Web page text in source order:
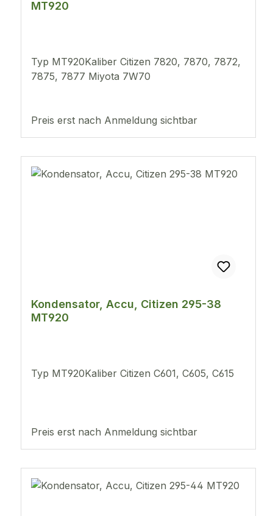
MT920
Typ MT920Kaliber Citizen 7820, 7870, 7872,
7875, 7877 Miyota 7W70
Preis erst nach Anmeldung sichtbar
Kondensator, Accu, Citizen 295-38
MT920
Typ MT920Kaliber Citizen C601, C605, C615
Preis erst nach Anmeldung sichtbar